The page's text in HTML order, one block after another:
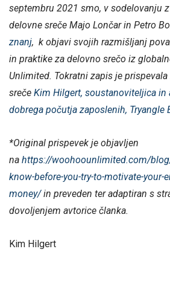
septembru 2021 smo, v sodelovanju
delovne sreče Majo Lončar in Petro
znanj, k objavi svojih razmišljanj
in praktike za delovno srečo iz
Unlimited. Tokratni zapis je
sreče Kim Hilgert, soustanoviteljica in
dobrega počutja zaposlenih, Tryangle
*Original prispevek je objavljen
na https://woohoounlimited.com/
know-before-you-try-to-motivate-your-
money/in preveden ter adaptiran s
dovoljenjem avtorice članka.
Kim Hilgert